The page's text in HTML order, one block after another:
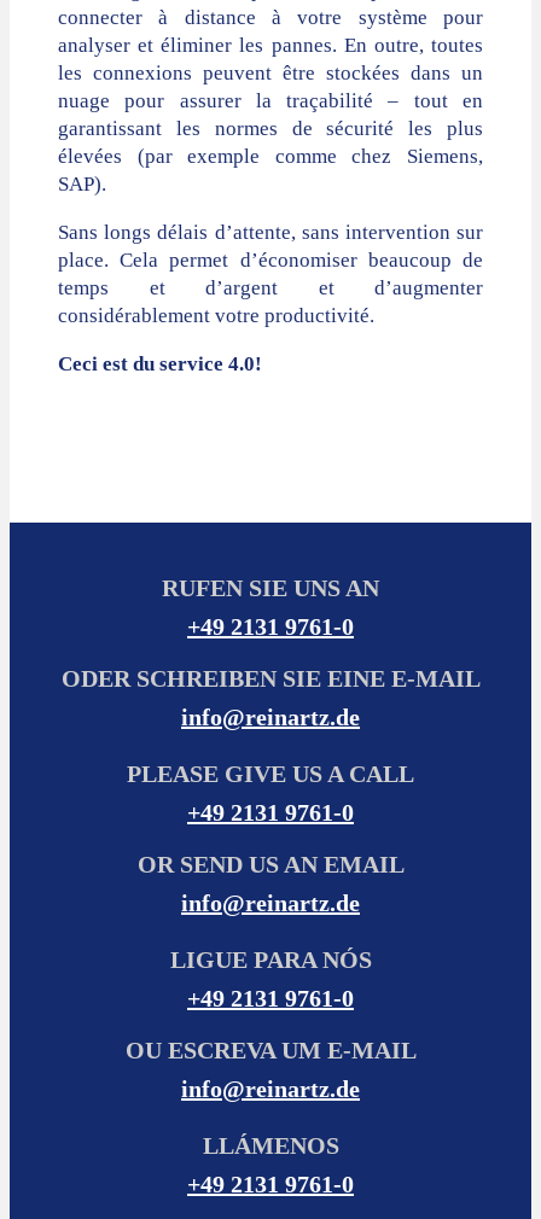
connecter à distance à votre système pour
analyser et éliminer les pannes. En outre, toutes
les connexions peuvent être stockées dans un
nuage pour assurer la traçabilité – tout en
garantissant les normes de sécurité les plus
élevées (par exemple comme chez Siemens,
SAP).
Sans longs délais d’attente, sans intervention sur
place. Cela permet d’économiser beaucoup de
temps et d’argent et d’augmenter
considérablement votre productivité.
Ceci est du service 4.0!
RUFEN SIE UNS AN
+49 2131 9761-0
ODER SCHREIBEN SIE EINE E-MAIL
info@reinartz.de
PLEASE GIVE US A CALL
+49 2131 9761-0
OR SEND US AN EMAIL
info@reinartz.de
LIGUE PARA NÓS
+49 2131 9761-0
OU ESCREVA UM E-MAIL
info@reinartz.de
LLÁMENOS
+49 2131 9761-0